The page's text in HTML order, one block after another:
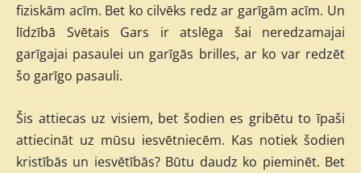
fiziskām acīm. Bet ko cilvēks redz ar garīgām acīm. Un
līdzībā Svētais Gars ir atslēga šai neredzamajai
garīgajai pasaulei un garīgās brilles, ar ko var redzēt
šo garīgo pasauli.
Šis attiecas uz visiem, bet šodien es gribētu to īpaši
attiecināt uz mūsu iesvētniecēm. Kas notiek šodien
kristībās un iesvētībās? Būtu daudz ko pieminēt. Bet